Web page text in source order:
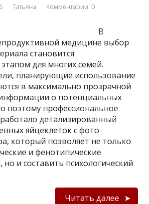
Татьяна Комментарии: 0
В
медицине выбор
становится
для многих семей.
планирующие использование
в максимально прозрачной
о потенциальных
поэтому профессиональное
детализированный
яйцеклеток с фото
который позволяет не только
и фенотипические
но и составить психологический
Читать далее